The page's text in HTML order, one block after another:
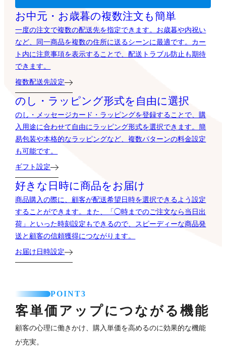
お中元・お歳暮の複数注文も簡単
一度の注文で複数の配送先を指定できます。お歳暮や内祝い
など、同一商品を複数の住所に送るシーンに最適です。カー
ト内に注意事項を表示することで、配送トラブル防止も期待
できます。
複数配送先設定
のし・ラッピング形式を自由に選択
のし・メッセージカード・ラッピングを登録することで、購
入用途に合わせて自由にラッピング形式を選択できます。簡
易包装や本格的なラッピングなど、複数パターンの料金設定
も可能です。
ギフト設定
好きな日時に商品をお届け
商品購入の際に、顧客が配送希望日時を選択できるよう設定
することができます。また、「◯時までのご注文なら当日出
荷」といった時刻設定もできるので、スピーディーな商品発
送と顧客の信頼獲得につながります。
お届け日時設定
POINT3
客単価アップにつながる機能
顧客の心理に働きかけ、購入単価を高めるのに効果的な機能
が充実。